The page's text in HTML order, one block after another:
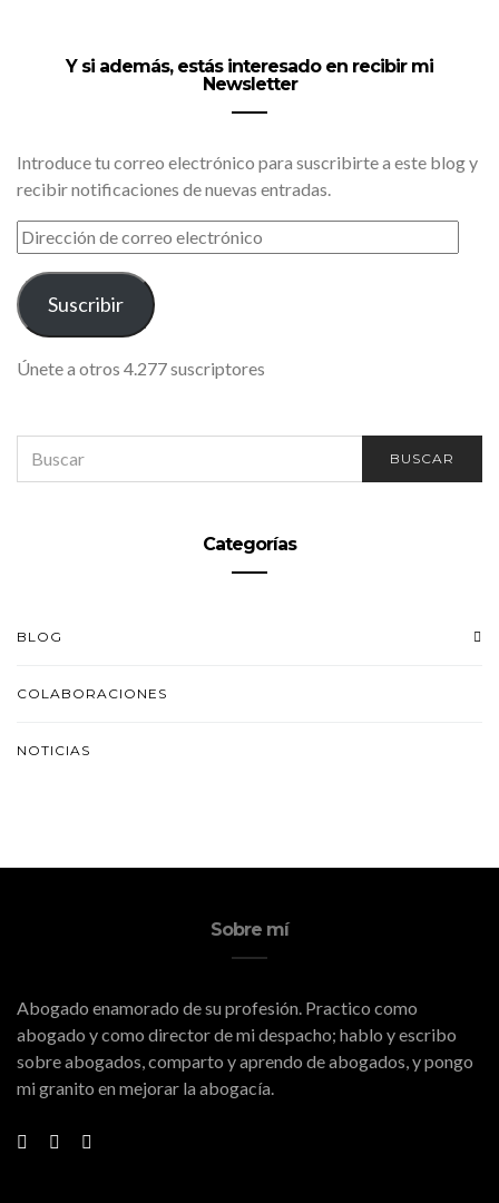
Y si además, estás interesado en recibir mi
Newsletter
Introduce tu correo electrónico para suscribirte a este blog y
recibir notificaciones de nuevas entradas.
DIRECCIÓN
DE
CORREO
ELECTRÓNICO
Suscribir
Únete a otros 4.277 suscriptores
FOR:
BUSCAR
Categorías
BLOG
COLABORACIONES
NOTICIAS
Sobre mí
Abogado enamorado de su profesión. Practico como
abogado y como director de mi despacho; hablo y escribo
sobre abogados, comparto y aprendo de abogados, y pongo
mi granito en mejorar la abogacía.